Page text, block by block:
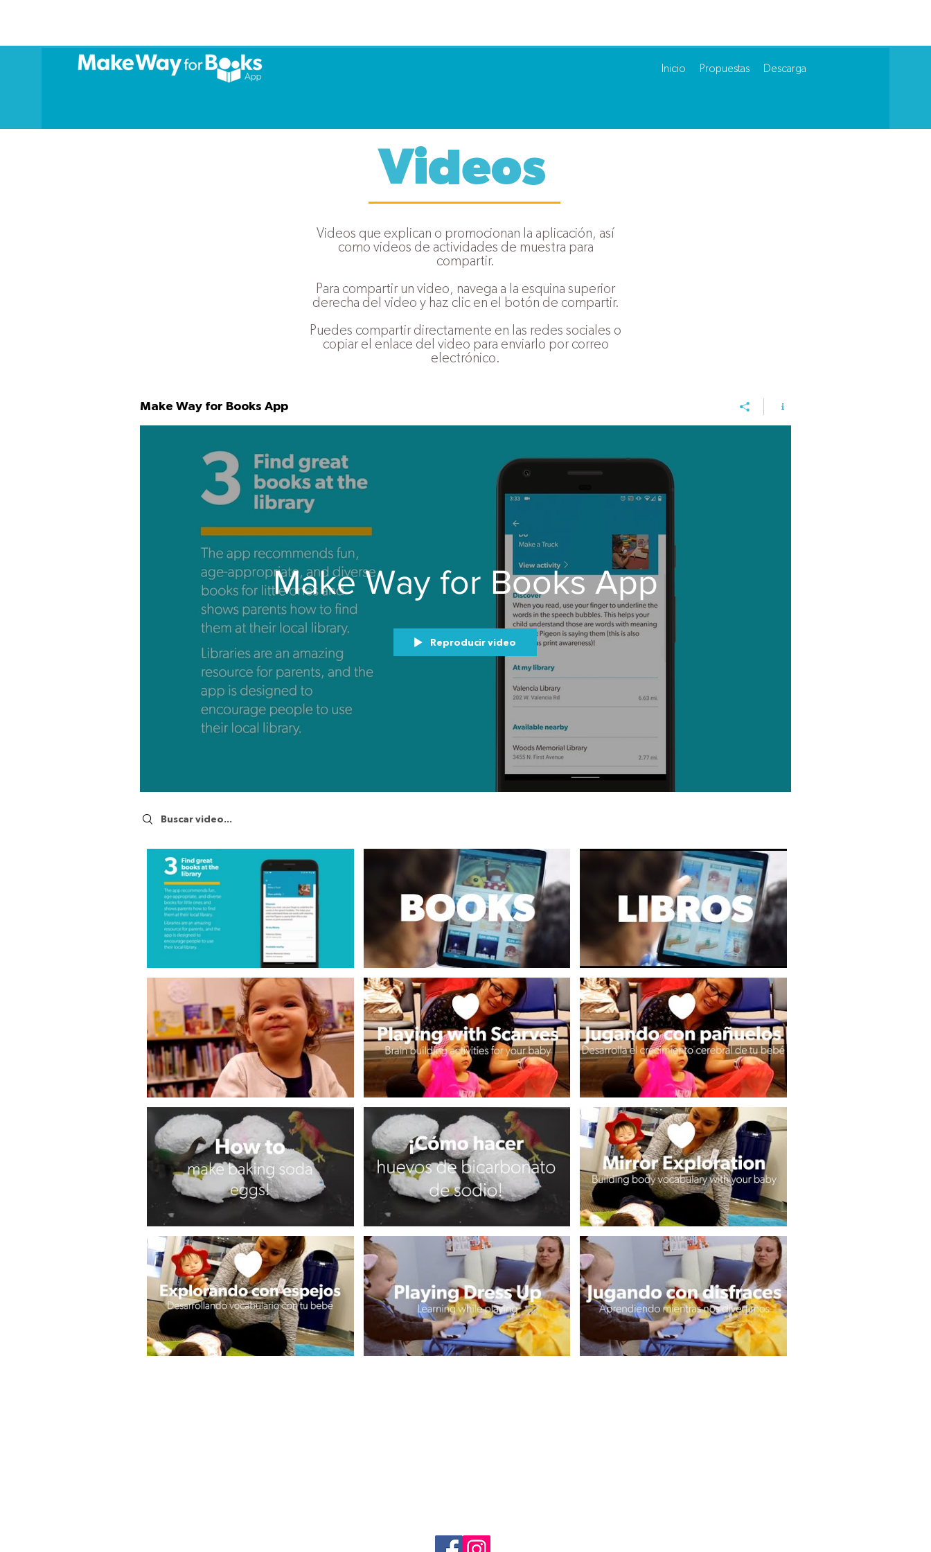
Inicio Propuestas Descarga
Videos
Videos que explican o promocionan la aplicación, así
como videos de actividades de muestra para
compartir.
Para compartir un video, navega a la esquina superior
derecha del video y haz clic en el botón de compartir.
Puedes compartir directamente en las redes sociales o
copiar el enlace del video para enviarlo por correo
electrónico.
Make Way for Books App
Make Way for Books App
Reproducir video
Search videos